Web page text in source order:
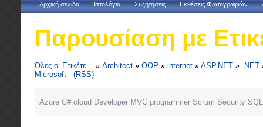
Αρχική σελίδα Ιστολόγια Συζητήσεις Εκθέσεις Φωτογραφιών
Παρουσίαση με
Όλες οι Ετικέτε... » Architect » OOP » internet » ASP.NET » .NET
Microsoft
(RSS)
Azure C# cloud Developer MVC programmer Scrum Security